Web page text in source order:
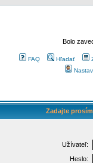
Bolo
FAQ Hľadať
Zadajte
Užívateľ:
Heslo: